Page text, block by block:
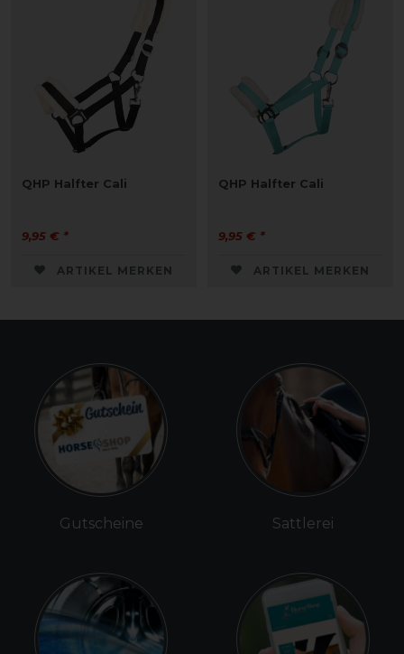
QHP Halfter Cali
9,95 € *
ARTIKEL MERKEN
QHP Halfter Cali
9,95 € *
ARTIKEL MERKEN
Gutscheine Sattlerei